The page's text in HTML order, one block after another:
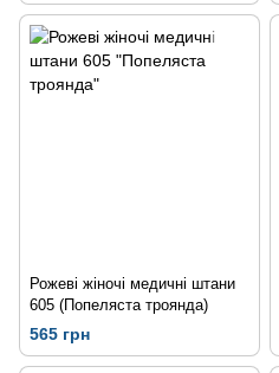
Рожеві жіночі медичні штани
605 (Попеляста троянда)
565 грн